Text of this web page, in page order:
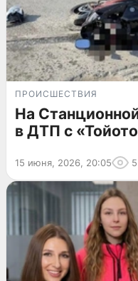
ПРОИСШЕСТВИЯ
На
в ДТП с
15 июня, 2026, 20:05 5